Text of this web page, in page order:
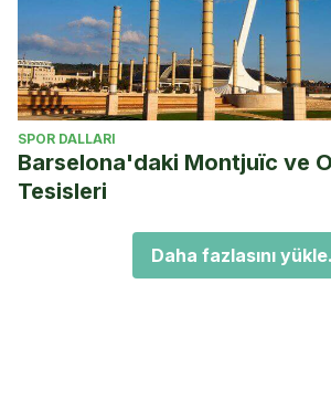
SPOR DALLARI
Barselona'daki Montjuïc ve
Tesisleri
Daha fazlasını